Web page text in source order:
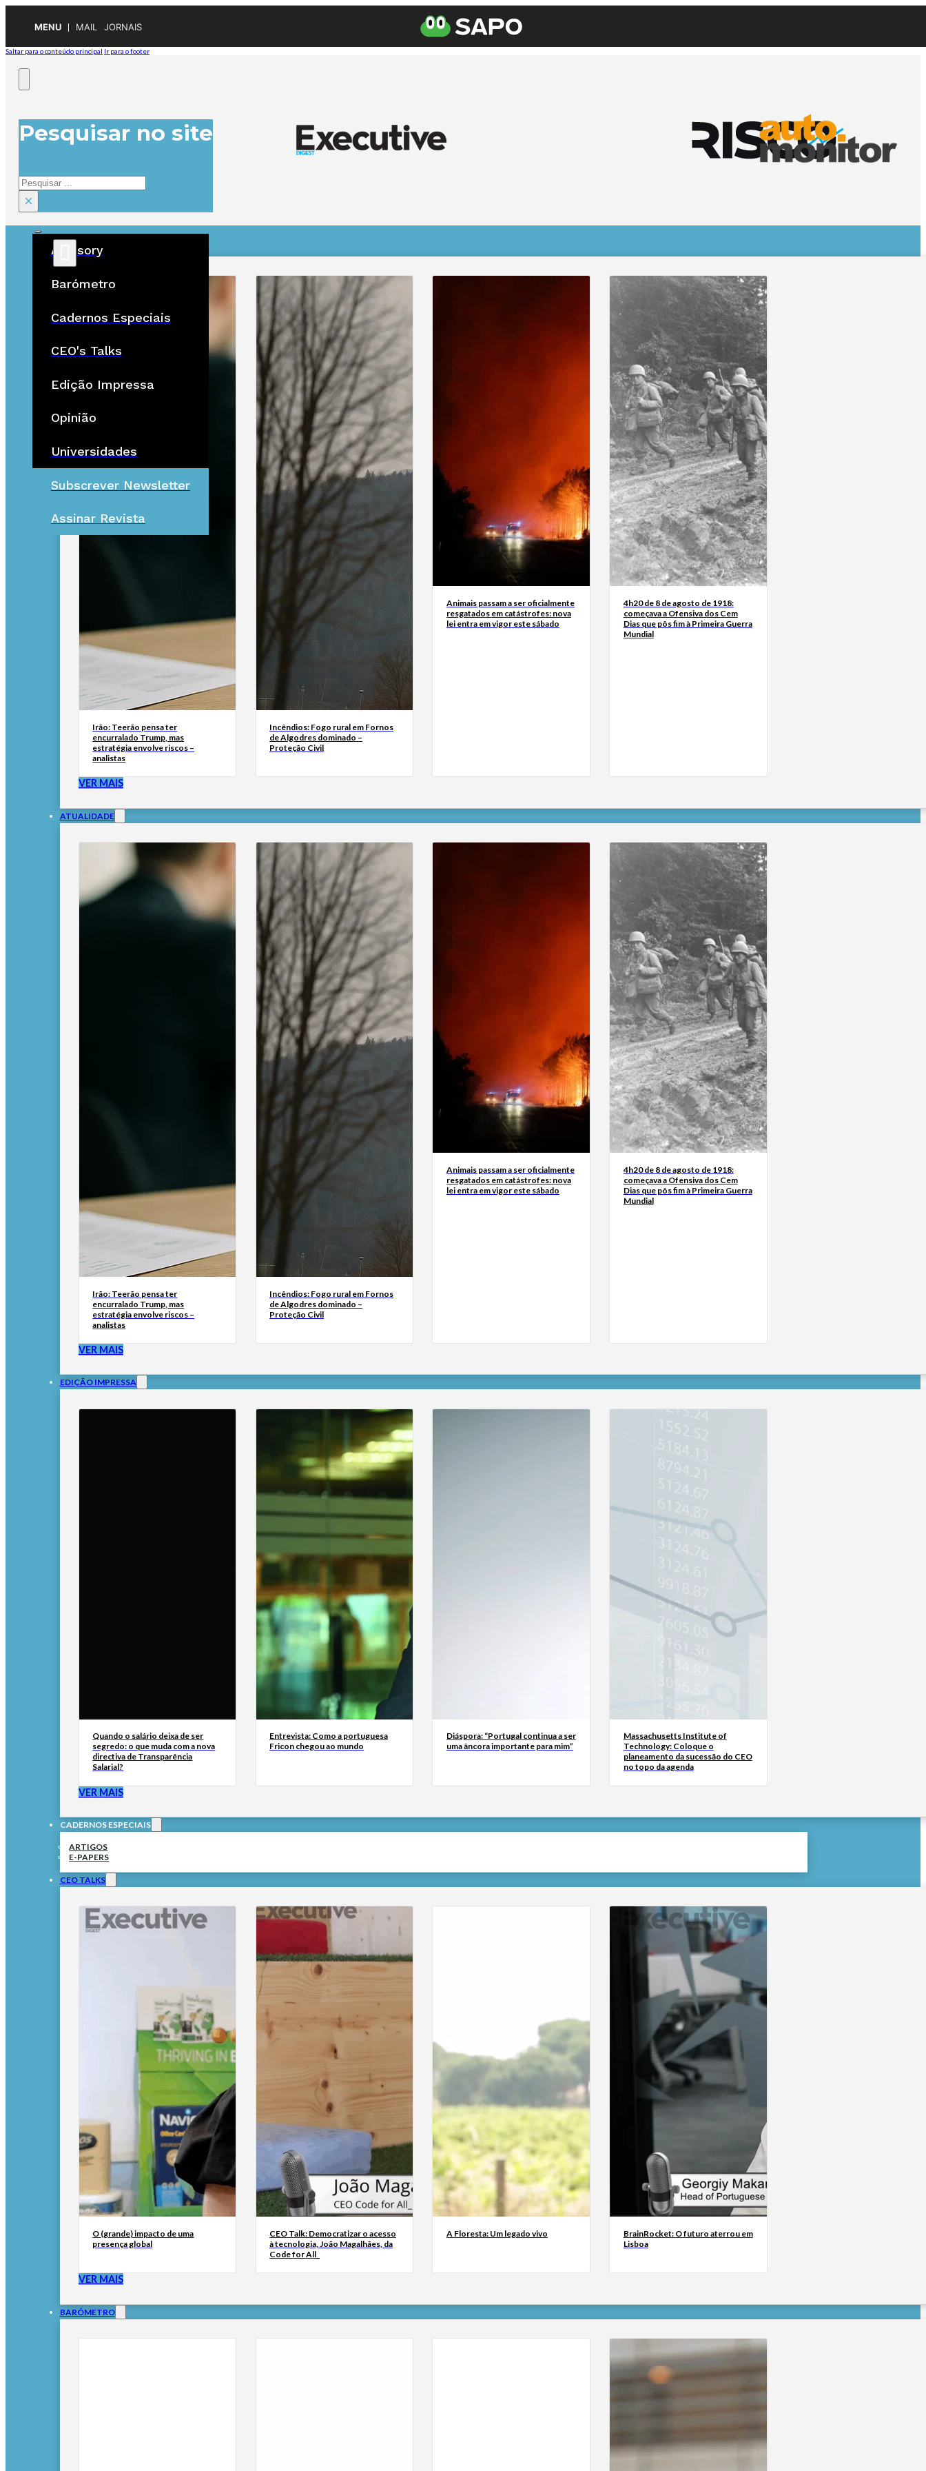
MENU MAIL JORNAIS
Saltar para o conteúdo principal Ir para o footer
Pesquisar no site
Pesquisar
×
Advisory
Barómetro
Cadernos Especiais
CEO's Talks
Edição Impressa
Opinião
Universidades
Subscrever Newsletter
Assinar Revista
ÚLTIMAS
Irão: Teerão pensa ter
encurralado Trump, mas
estratégia envolve riscos –
analistas
Incêndios: Fogo rural em Fornos
de Algodres dominado –
Proteção Civil
Animais passam a ser oficialmente
resgatados em catástrofes: nova
lei entra em vigor este sábado
4h20 de 8 de agosto de 1918:
começava a Ofensiva dos Cem
Dias que pôs fim à Primeira Guerra
Mundial
VER MAIS
ATUALIDADE
Irão: Teerão pensa ter
encurralado Trump, mas
estratégia envolve riscos –
analistas
Incêndios: Fogo rural em Fornos
de Algodres dominado –
Proteção Civil
Animais passam a ser oficialmente
resgatados em catástrofes: nova
lei entra em vigor este sábado
4h20 de 8 de agosto de 1918:
começava a Ofensiva dos Cem
Dias que pôs fim à Primeira Guerra
Mundial
VER MAIS
EDIÇÃO IMPRESSA
Quando o salário deixa de ser
segredo: o que muda com a nova
directiva de Transparência
Salarial?
Entrevista: Como a portuguesa
Fricon chegou ao mundo
Diáspora: “Portugal continua a ser
uma âncora importante para mim”
Massachusetts Institute of
Technology: Coloque o
planeamento da sucessão do CEO
no topo da agenda
VER MAIS
CADERNOS ESPECIAIS
ARTIGOS
E-PAPERS
CEO TALKS
O (grande) impacto de uma
presença global
CEO Talk: Democratizar o acesso
à tecnologia, João Magalhães, da
Code for All_
A Floresta: Um legado vivo
BrainRocket: O futuro aterrou em
Lisboa
VER MAIS
BARÓMETRO